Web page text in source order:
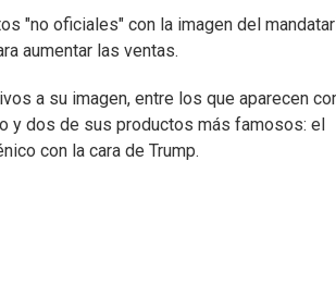
"no oficiales" con la imagen del
aumentar las ventas.
a su imagen, entre los que aparecen
y dos de sus productos más famosos: el
con la cara de Trump.